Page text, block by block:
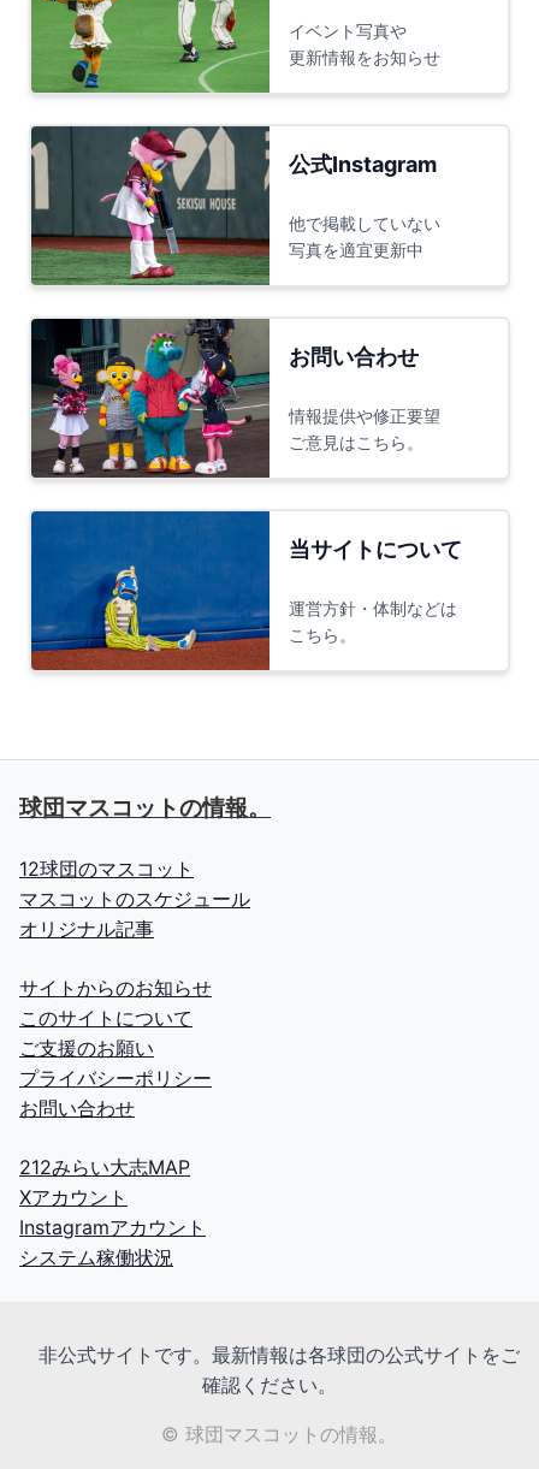
イベント写真や
更新情報をお知らせ
公式Instagram
他で掲載していない
写真を適宜更新中
お問い合わせ
情報提供や修正要望
ご意見はこちら。
当サイトについて
運営方針・体制などは
こちら。
球団マスコットの情報。
12球団のマスコット
マスコットのスケジュール
オリジナル記事
サイトからのお知らせ
このサイトについて
ご支援のお願い
プライバシーポリシー
お問い合わせ
212みらい大志MAP
Xアカウント
Instagramアカウント
システム稼働状況
非公式サイトです。最新情報は各球団の公式サイトをご
確認ください。
© 球団マスコットの情報。